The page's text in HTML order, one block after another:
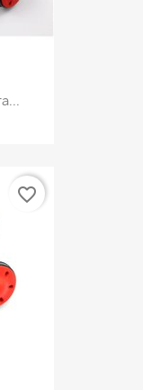
favorite_border